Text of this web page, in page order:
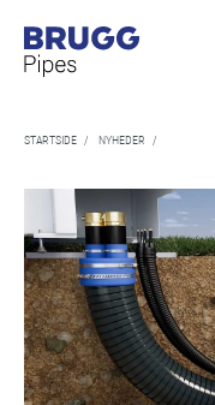
STARTSIDE / NYHEDER /